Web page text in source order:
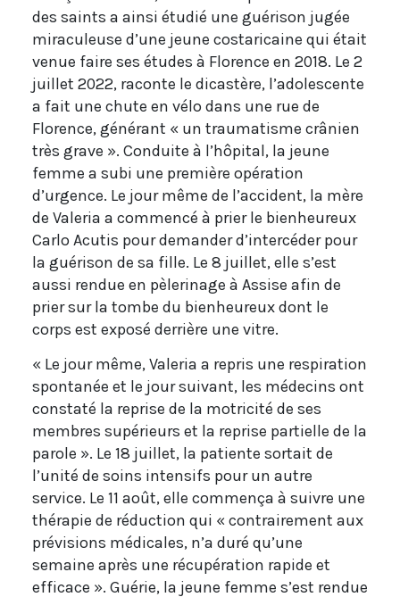
des saints a ainsi étudié une guérison jugée
miraculeuse d’une jeune costaricaine qui était
venue faire ses études à Florence en 2018. Le 2
juillet 2022, raconte le dicastère, l’adolescente
a fait une chute en vélo dans une rue de
Florence, générant « un traumatisme crânien
très grave ». Conduite à l’hôpital, la jeune
femme a subi une première opération
d’urgence. Le jour même de l’accident, la mère
de Valeria a commencé à prier le bienheureux
Carlo Acutis pour demander d’intercéder pour
la guérison de sa fille. Le 8 juillet, elle s’est
aussi rendue en pèlerinage à Assise afin de
prier sur la tombe du bienheureux dont le
corps est exposé derrière une vitre.
« Le jour même, Valeria a repris une respiration
spontanée et le jour suivant, les médecins ont
constaté la reprise de la motricité de ses
membres supérieurs et la reprise partielle de la
parole ». Le 18 juillet, la patiente sortait de
l’unité de soins intensifs pour un autre
service. Le 11 août, elle commença à suivre une
thérapie de réduction qui « contrairement aux
prévisions médicales, n’a duré qu’une
semaine après une récupération rapide et
efficace ». Guérie, la jeune femme s’est rendue